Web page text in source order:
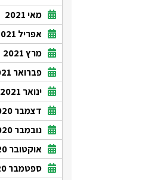
מאי 2021
אפריל 2021
מרץ 2021
פברואר 2021
ינואר 2021
דצמבר 2020
נובמבר 2020
אוקטובר 2020
ספטמבר 2020